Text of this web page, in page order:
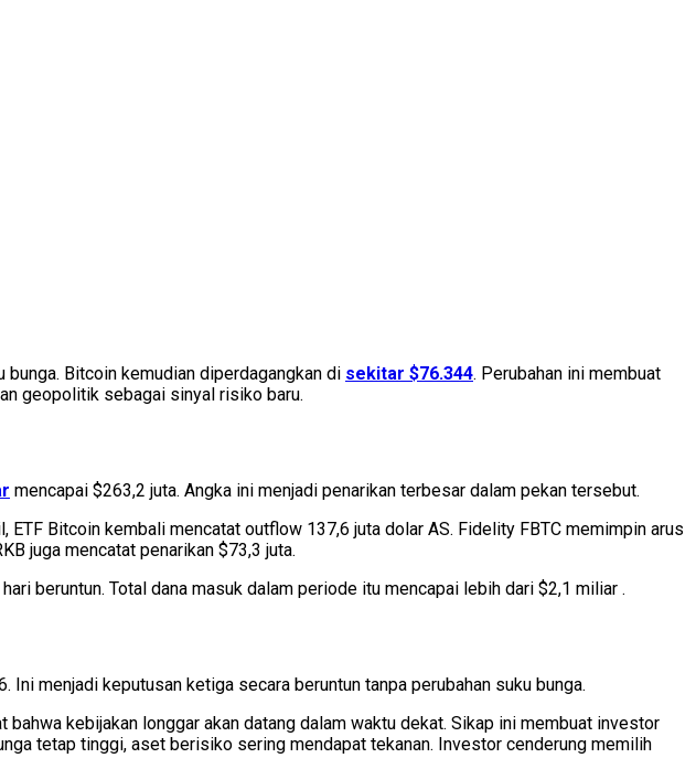
Bitcoin kemudian diperdagangkan di sekitar $76.344. Perubahan ini membuat
geopolitik sebagai sinyal risiko baru.
mencapai $263,2 juta. Angka ini menjadi penarikan terbesar dalam pekan tersebut.
Bitcoin kembali mencatat outflow 137,6 juta dolar AS. Fidelity FBTC memimpin arus
juga mencatat penarikan $73,3 juta.
beruntun. Total dana masuk dalam periode itu mencapai lebih dari $2,1 miliar .
menjadi keputusan ketiga secara beruntun tanpa perubahan suku bunga.
kebijakan longgar akan datang dalam waktu dekat. Sikap ini membuat investor
tetap tinggi, aset berisiko sering mendapat tekanan. Investor cenderung memilih